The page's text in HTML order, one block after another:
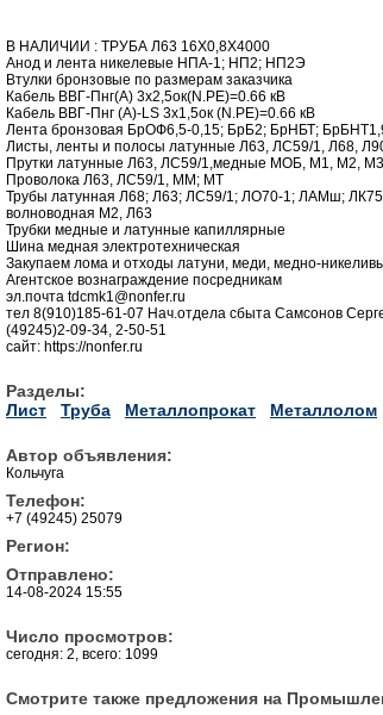
В НАЛИЧИИ : ТРУБА Л63 16Х0,8Х4000
Анод и лента никелевые НПА-1; НП2; НП2Э
Втулки бронзовые по размерам заказчика
Кабель ВВГ-Пнг(А) 3х2,5ок(N.PE)=0.66 кВ
Кабель ВВГ-Пнг (А)-LS 3х1,5ок (N.PE)=0.66 кВ
Лента бронзовая БрОФ6,5-0,15; БрБ2; БрНБТ;
Листы, ленты и полосы латунные Л63, ЛС59/1, Л68,
Прутки латунные Л63, ЛС59/1,медные МОБ, М1, М2, М3
Проволока Л63, ЛС59/1, ММ; МТ
Трубы латунная Л68; Л63; ЛС59/1; ЛО70-1; ЛАМш;
волноводная М2, Л63
Трубки медные и латунные капиллярные
Шина медная электротехническая
Закупаем лома и отходы латуни, меди, медно-
Агентское вознаграждение посредникам
эл.почта tdcmk1@nonfer.ru
тел 8(910)185-61-07 Нач.отдела сбыта Самсонов
(49245)2-09-34, 2-50-51
сайт: https://nonfer.ru
Разделы:
Лист
Труба Металлопрокат Металлолом
Автор объявления:
Кольчуга
Телефон:
+7 (49245) 25079
Регион:
Отправлено:
14-08-2024 15:55
Число просмотров:
сегодня: 2, всего: 1099
Смотрите также предложения на